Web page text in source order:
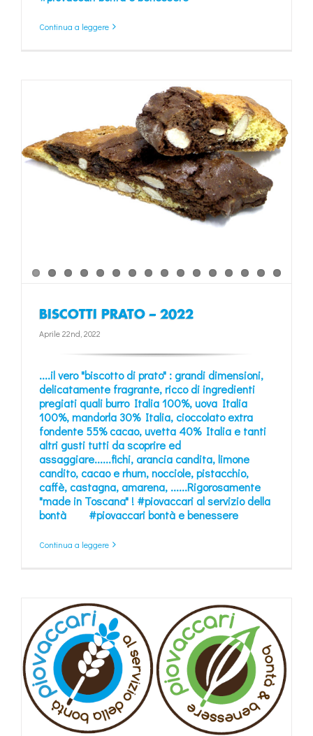
Continua a leggere
BISCOTTI PRATO – 2022
Aprile 22nd, 2022
....il vero"biscotto di prato" :grandi dimensioni,
delicatamente fragrante, ricco di ingredienti
pregiati qualiburro Italia 100%,uova Italia
100%,mandorla 30% Italia,cioccolato extra
fondente 55% cacao,uvetta 40% Italiae tanti
altri gusti tutti da scoprire ed
assaggiare......fichi,arancia candita,limone
candito,cacao e rhum,nocciole,pistacchio,
caffè,castagna,amarena, ......Rigorosamente
"made in Toscana" ! #piovaccari al servizio della
bontà
#piovaccari bontà e benessere
Continua a leggere